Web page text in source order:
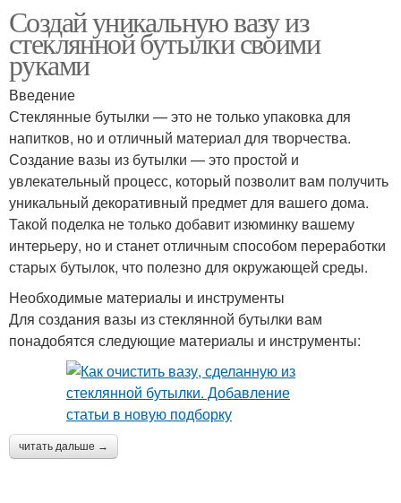
Создай уникальную вазу из
стеклянной бутылки своими
руками
Введение
Стеклянные бутылки — это не только упаковка для
напитков, но и отличный материал для творчества.
Создание вазы из бутылки — это простой и
увлекательный процесс, который позволит вам получить
уникальный декоративный предмет для вашего дома.
Такой поделка не только добавит изюминку вашему
интерьеру, но и станет отличным способом переработки
старых бутылок, что полезно для окружающей среды.
Необходимые материалы и инструменты
Для создания вазы из стеклянной бутылки вам
понадобятся следующие материалы и инструменты:
читать дальше →